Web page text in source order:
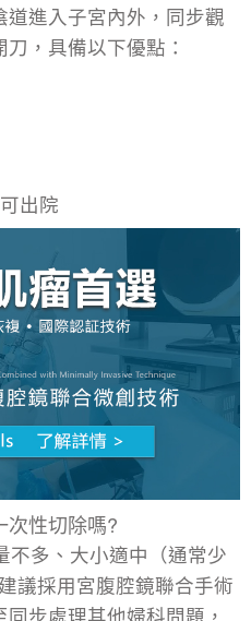
進入子宮內外，同步觀
，具備以下優點：
出院
次性切除嗎?
不多、大小適中（通常少
議採用宮腹腔鏡聯合手術
步處理其他婦科問題，